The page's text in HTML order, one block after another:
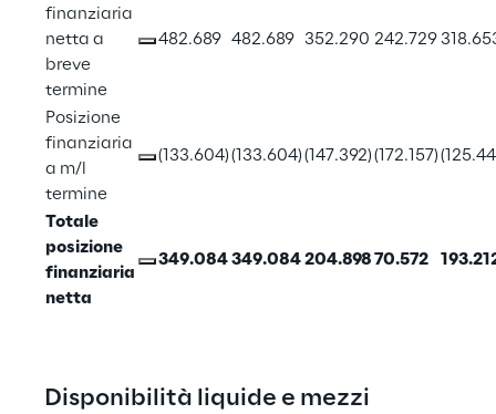
finanziaria
netta a
breve
termine
482.689 482.689 352.290 242.729
Posizione
finanziaria
a m/l
termine
(133.604)(133.604)(147.392)(172.157)
Totale
posizione
finanziaria
netta
349.084349.084204.89870.572
Disponibilità liquide e mezzi